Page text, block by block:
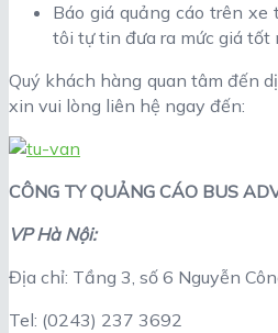
Báo giá quảng cáo trên
tôi tự tin đưa ra mức giá
Quý khách hàng quan tâm đến
xin vui lòng liên hệ ngay đến:
CÔNG TY QUẢNG CÁO BUS
VP Hà Nội:
Địa chỉ: Tầng 3, số 6 Nguyễn
Tel: (0243) 237 3692